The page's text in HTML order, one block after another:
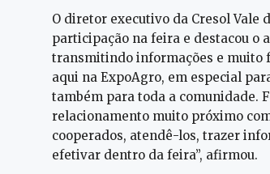
O diretor executivo da Cresol Vale
participação na feira e destacou o
transmitindo informações e muito
aqui na ExpoAgro, em especial
também para toda a comunidade.
relacionamento muito próximo
cooperados, atendê-los, trazer
efetivar dentro da feira”, afirmou.